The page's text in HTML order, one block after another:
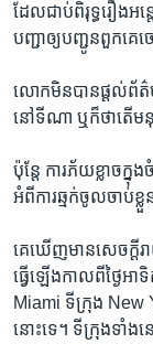
ដែល​ជាប់​ពិរុទ្ធ​រឿង​អ
បញ្ជា​ឲ្យ​បញ្ជូន​ពួកគេ​
លោក​មិន​បាន​ផ្ដល់​ព័ត៌ម
នៅ​ទីណា ឬ​ក៏​ថា​តើ​មនុ
ប៉ុន្តែ ការ​ភ័យ​ខ្លាច​
អំពី​ការ​ឆ្មក់​ចូល​ចាប់​ខ្
គេ​ឃើញ​មាន​សេចក្ដី​
ធ្វើ​ឡើង​កាល​ពី​ថ្ងៃ​
Miami ទីក្រុង New
នោះ​ទេ។ ទីក្រុង​ទាំង​ន